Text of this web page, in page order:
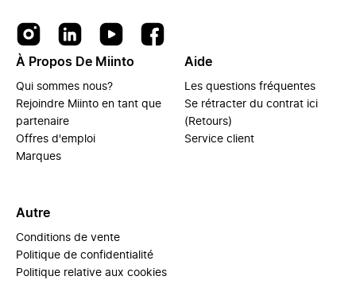
À Propos De Miinto
Qui sommes nous?
Rejoindre Miinto en tant que
partenaire
Offres d'emploi
Marques
Aide
Les questions fréquentes
Se rétracter du contrat ici
(Retours)
Service client
Autre
Conditions de vente
Politique de confidentialité
Politique relative aux cookies